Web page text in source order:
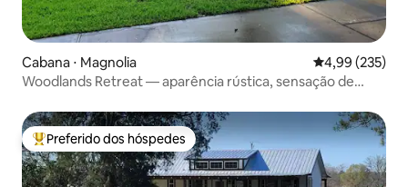
Cabana ⋅ Magnolia 4,99 de uma
4,99 (235)
Woodlands Retreat — aparência rústica, sensação de
Entre os melhores preferidos dos hóspedes
Preferido dos hóspedes